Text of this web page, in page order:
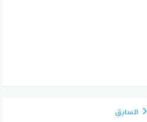
السابق